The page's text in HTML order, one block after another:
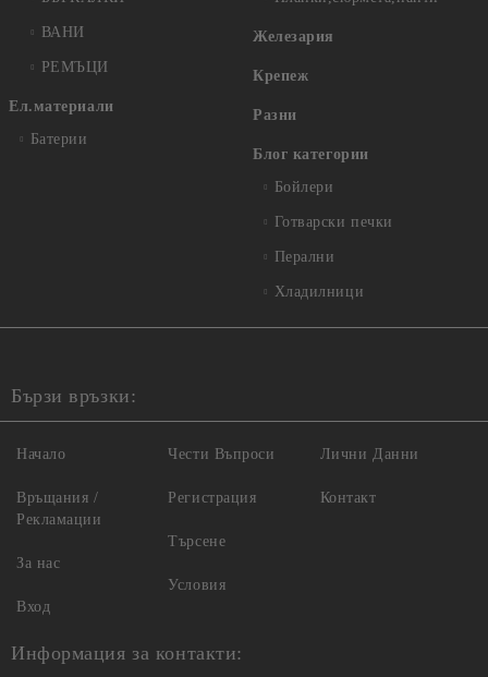
ВАНИ
РЕМЪЦИ
Ел.материали
Батерии
Железария
Крепеж
Разни
Блог категории
Бойлери
Готварски печки
Перални
Хладилници
Бързи връзки:
Начало
Връщания /
Рекламации
За нас
Вход
Чести Въпроси
Регистрация
Търсене
Условия
Лични Данни
Контакт
Информация за контакти: